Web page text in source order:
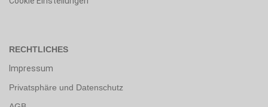
RECHTLICHES
Impressum
Privatsphäre und Datenschutz